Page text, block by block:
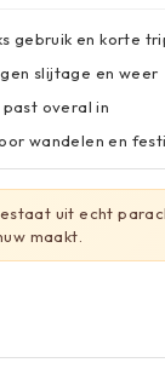
gebruik en korte
slijtage en weer
past overal in
wandelen en
uit echt
maakt.